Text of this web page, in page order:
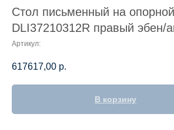
Стол письменный на
DLI37210312R правый эбен/
Артикул:
617617,00 р.
В корзину